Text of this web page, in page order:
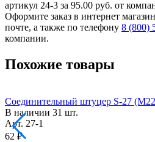
артикул 24-3 за 95.00 руб. от
Оформите заказ в интернет
почте, а также по телефону 8 (800)
компании.
Похожие товары
Соединительный штуцер S-27
В наличии 31 шт.
Арт. 27-1
62 ₽